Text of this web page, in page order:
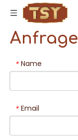
Anfrage
* Name
* Email